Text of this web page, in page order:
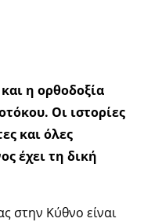
η ορθοδοξία
Οι ιστορίες
και όλες
έχει τη δική
στην Κύθνο είναι